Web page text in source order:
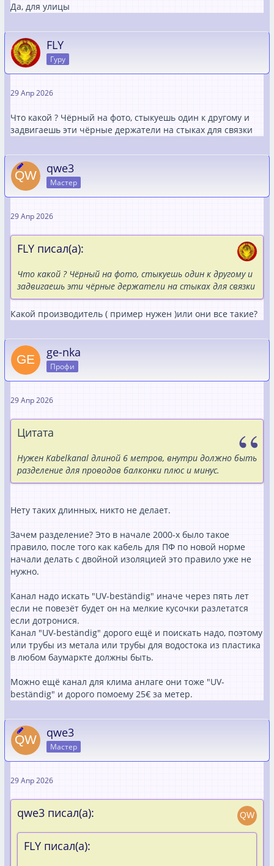
Да, для улицы
FLY
Гуру
29 Апр 2026
Что какой ? Чёрный на фото, стыкуешь один к другому и
задвигаешь эти чёрные держатели на стыках для связки
qwe3
Мастер
29 Апр 2026
FLY писал(а):
Что какой ? Чёрный на фото, стыкуешь один к другому и
задвигаешь эти чёрные держатели на стыках для связки
Какой производитель ( пример нужен )или они все такие?
ge-nka
Профи
29 Апр 2026
Цитата
Нужен Kabelkanal длиной 6 метров, внутри должно быть
разделение для проводов балконки плюс и минус.
Нету таких длинных, никто не делает.
Зачем разделение? Это в начале 2000-х было такое
правило, после того как кабель для ПФ по новой норме
начали делать с двойной изоляцией это правило уже не
нужно.
Канал надо искать "UV-beständig" иначе через пять лет
если не повезёт будет он на мелкие кусочки разлетатся
если дотронися.
Канал "UV-beständig" дорого ещё и поискать надо, поэтому
или трубы из метала или трубы для водостока из пластика
в любом баумаркте должны быть.
Можно ещё канал для клима анлаге они тоже "UV-
beständig" и дорого помоему 25€ за метер.
qwe3
Мастер
29 Апр 2026
qwe3 писал(а):
FLY писал(а):